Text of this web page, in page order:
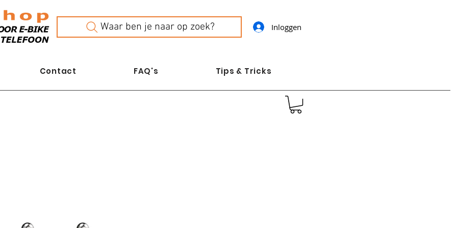
Waar ben je naar op zoek? Inloggen
Contact FAQ's Tips & Tricks